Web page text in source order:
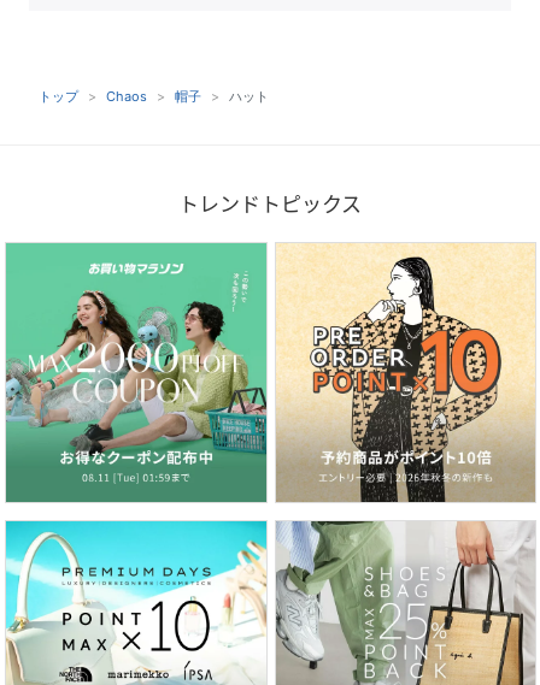
トップ Chaos 帽子 ハット
トレンドトピックス